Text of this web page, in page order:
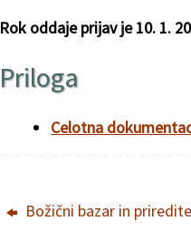
Rok oddaje prijav je 10. 1.
Priloga
Celotna
Božični bazar in